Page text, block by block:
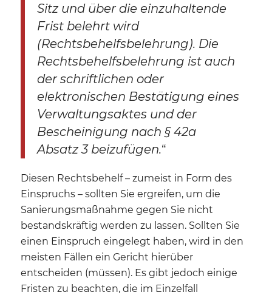
Sitz und über die einzuhaltende
Frist belehrt wird
(Rechtsbehelfsbelehrung). Die
Rechtsbehelfsbelehrung ist auch
der schriftlichen oder
elektronischen Bestätigung eines
Verwaltungsaktes und der
Bescheinigung nach § 42a
Absatz 3 beizufügen.“
Diesen Rechtsbehelf – zumeist in Form des
Einspruchs – sollten Sie ergreifen, um die
Sanierungsmaßnahme gegen Sie nicht
bestandskräftig werden zu lassen. Sollten Sie
einen Einspruch eingelegt haben, wird in den
meisten Fällen ein Gericht hierüber
entscheiden (müssen). Es gibt jedoch einige
Fristen zu beachten, die im Einzelfall